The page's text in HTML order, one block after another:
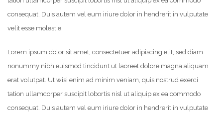
consequat. Duis autem vel eum iriure dolor in hendrerit in vulputate
velit esse molestie.
Lorem ipsum dolor sit amet, consectetuer adipiscing elit, sed diam
nonummy nibh euismod tincidunt ut laoreet dolore magna aliquam
erat volutpat. Ut wisi enim ad minim veniam, quis nostrud exerci
tation ullamcorper suscipit lobortis nisl ut aliquip ex ea commodo
consequat. Duis autem vel eum iriure dolor in hendrerit in vulputate